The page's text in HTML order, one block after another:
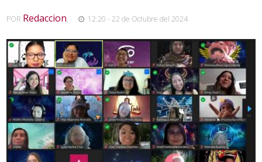
POR Redaccion, 12:20 - 22 de Octubre del 2024